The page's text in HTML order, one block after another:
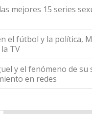
mejores 15 series
el fútbol y la política,
TV
y el fenómeno de su
en redes